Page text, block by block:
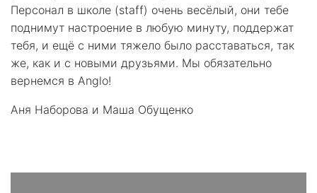
Персонал в школе (staff) очень весёлый, они тебе
поднимут настроение в любую минуту, поддержат
тебя, и ещё с ними тяжело было расставаться, так
же, как и с новыми друзьями. Мы обязательно
вернемся в Anglo!
Аня Наборова и Маша Обущенко